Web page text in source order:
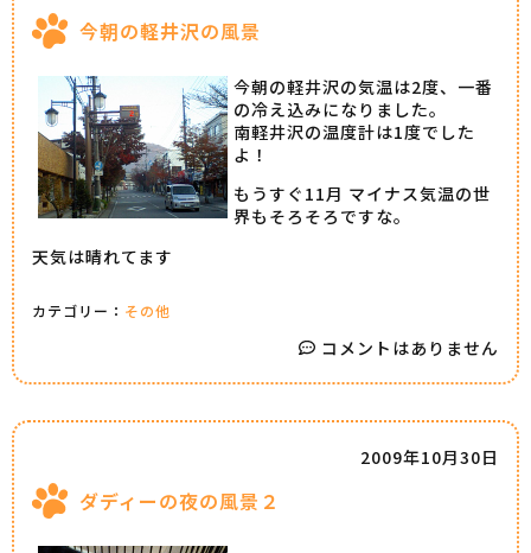
今朝の軽井沢の風景
今朝の軽井沢の気温は2度、一番
の冷え込みになりました。
南軽井沢の温度計は1度でした
よ！
もうすぐ11月 マイナス気温の世
界もそろそろですな。
天気は晴れてます
カテゴリー： その他
コメントはありません
ダディーの夜の風景２
2009年10月30日